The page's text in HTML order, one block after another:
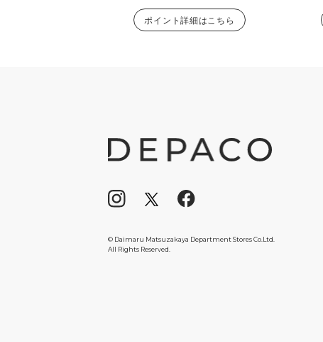
ポイント詳細はこちら
© Daimaru Matsuzakaya Department Stores Co.Ltd.
All Rights Reserved.